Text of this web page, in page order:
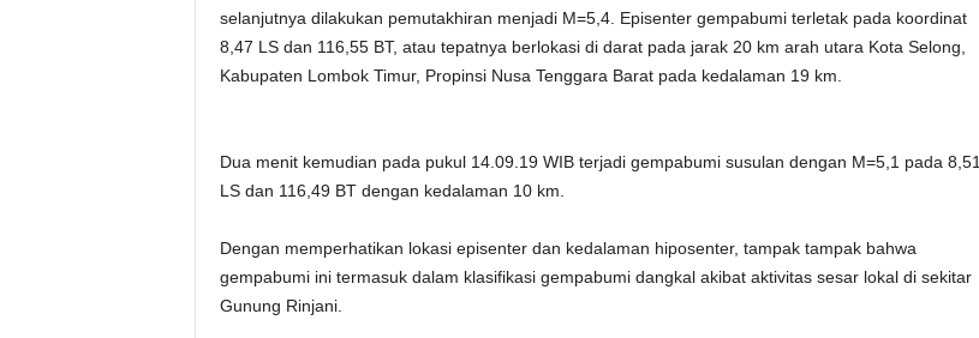
selanjutnya dilakukan pemutakhiran menjadi M=5,4. Episenter gempabumi terletak pada koordinat
8,47 LS dan 116,55 BT, atau tepatnya berlokasi di darat pada jarak 20 km arah utara Kota Selong,
Kabupaten Lombok Timur, Propinsi Nusa Tenggara Barat pada kedalaman 19 km.
Dua menit kemudian pada pukul 14.09.19 WIB terjadi gempabumi susulan dengan M=5,1 pada 8,51
LS dan 116,49 BT dengan kedalaman 10 km.
Dengan memperhatikan lokasi episenter dan kedalaman hiposenter, tampak tampak bahwa
gempabumi ini termasuk dalam klasifikasi gempabumi dangkal akibat aktivitas sesar lokal di sekitar
Gunung Rinjani.